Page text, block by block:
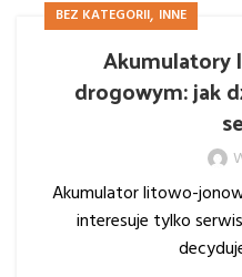
BEZ KATEGORII, INNE
Akumulatory
drogowym: jak
Akumulator litowo-
interesuje tylko